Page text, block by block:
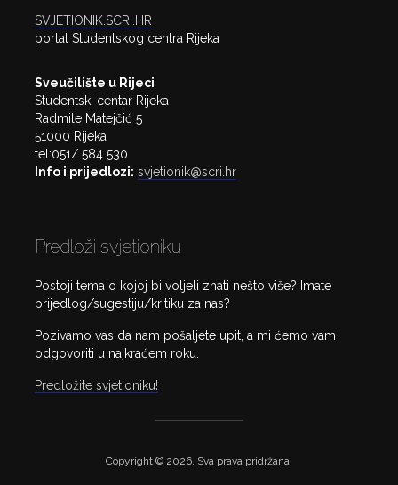
SVJETIONIK.SCRI.HR
portal Studentskog centra Rijeka
Sveučilište u Rijeci
Studentski centar Rijeka
Radmile Matejčić 5
51000 Rijeka
tel:051/ 584 530
Info i prijedlozi: svjetionik@scri.hr
Predloži svjetioniku
Postoji tema o kojoj bi voljeli znati nešto više? Imate
prijedlog/sugestiju/kritiku za nas?
Pozivamo vas da nam pošaljete upit, a mi ćemo vam
odgovoriti u najkraćem roku.
Predložite svjetioniku!
Copyright © 2026. Sva prava pridržana.